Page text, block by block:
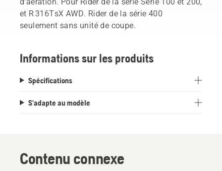
et R 316TsX AWD. Rider de la série 400
seulement sans unité de coupe.
Informations sur les produits
Spécifications
S'adapte au modèle
Contenu connexe